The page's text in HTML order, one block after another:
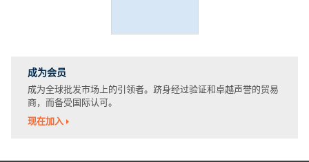
成为会员
成为全球批发市场上的引领者。跻身经过验证和卓越声誉的贸易
商，而备受国际认可。
现在加入